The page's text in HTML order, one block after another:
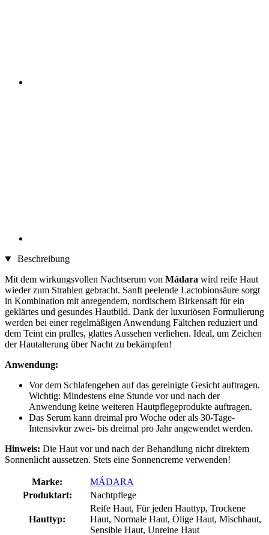
Beschreibung
Mit dem wirkungsvollen Nachtserum von Mádara wird reife Haut
wieder zum Strahlen gebracht. Sanft peelende Lactobionsäure sorgt
in Kombination mit anregendem, nordischem Birkensaft für ein
geklärtes und gesundes Hautbild. Dank der luxuriösen Formulierung
werden bei einer regelmäßigen Anwendung Fältchen reduziert und
dem Teint ein pralles, glattes Aussehen verliehen. Ideal, um Zeichen
der Hautalterung über Nacht zu bekämpfen!
Anwendung:
Vor dem Schlafengehen auf das gereinigte Gesicht auftragen.
Wichtig: Mindestens eine Stunde vor und nach der
Anwendung keine weiteren Hautpflegeprodukte auftragen.
Das Serum kann dreimal pro Woche oder als 30-Tage-
Intensivkur zwei- bis dreimal pro Jahr angewendet werden.
Hinweis: Die Haut vor und nach der Behandlung nicht direktem
Sonnenlicht aussetzen. Stets eine Sonnencreme verwenden!
Marke:
MÁDARA
Produktart:
Nachtpflege
Hauttyp:
Reife Haut, Für jeden Hauttyp, Trockene
Haut, Normale Haut, Ölige Haut, Mischhaut,
Sensible Haut, Unreine Haut